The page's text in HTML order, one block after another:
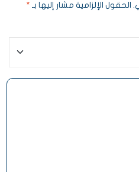
الحقول الإلزامية مشار إليها بـ *